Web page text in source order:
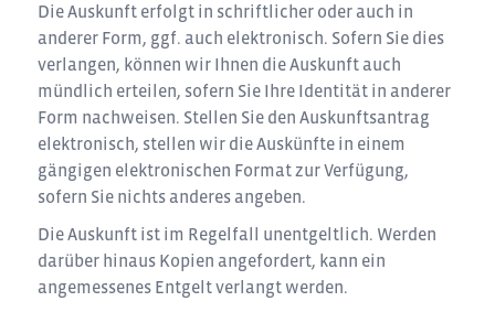
Die Auskunft erfolgt in schriftlicher oder auch in
anderer Form, ggf. auch elektronisch. Sofern Sie dies
verlangen, können wir Ihnen die Auskunft auch
mündlich erteilen, sofern Sie Ihre Identität in anderer
Form nachweisen. Stellen Sie den Auskunftsantrag
elektronisch, stellen wir die Auskünfte in einem
gängigen elektronischen Format zur Verfügung,
sofern Sie nichts anderes angeben.
Die Auskunft ist im Regelfall unentgeltlich. Werden
darüber hinaus Kopien angefordert, kann ein
angemessenes Entgelt verlangt werden.